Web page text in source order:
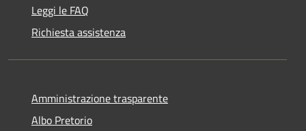
Leggi le FAQ
Richiesta assistenza
Amministrazione trasparente
Albo Pretorio